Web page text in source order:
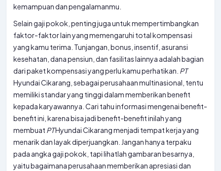
kemampuan dan pengalamanmu.
Selain gaji pokok, penting juga untuk mempertimbangkan
faktor-faktor lain yang memengaruhi total kompensasi
yang kamu terima. Tunjangan, bonus, insentif, asuransi
kesehatan, dana pensiun, dan fasilitas lainnya adalah bagian
dari paket kompensasi yang perlu kamu perhatikan. PT
Hyundai Cikarang, sebagai perusahaan multinasional, tentu
memiliki standar yang tinggi dalam memberikan benefit
kepada karyawannya. Cari tahu informasi mengenai benefit-
benefit ini, karena bisa jadi benefit-benefit inilah yang
membuat PTHyundai Cikarang menjadi tempat kerja yang
menarik dan layak diperjuangkan. Jangan hanya terpaku
pada angka gaji pokok, tapi lihatlah gambaran besarnya,
yaitu bagaimana perusahaan memberikan apresiasi dan